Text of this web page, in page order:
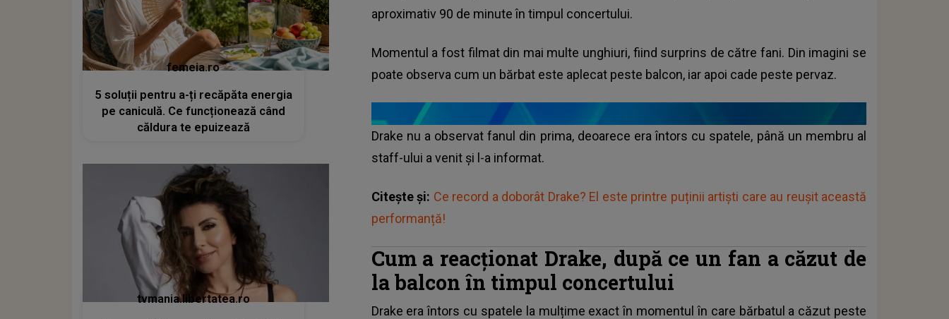
aproximativ 90 de minute în timpul concertului.
Momentul a fost filmat din mai multe unghiuri, fiind surprins de către fani. Din imagini se
poate observa cum un bărbat este aplecat peste balcon, iar apoi cade peste pervaz.
Drake nu a observat fanul din prima, deoarece era întors cu spatele, până un membru al
staff-ului a venit și l-a informat.
Citește și: Ce record a doborât Drake? El este printre puținii artiști care au reușit această
performanță!
Cum a reacționat Drake, după ce un fan a căzut de
la balcon în timpul concertului
Drake era întors cu spatele la mulțime exact în momentul în care bărbatul a căzut peste
femeia.ro
5 soluții pentru a-ți recăpăta energia
pe caniculă. Ce funcționează când
căldura te epuizează
tvmania.libertatea.ro